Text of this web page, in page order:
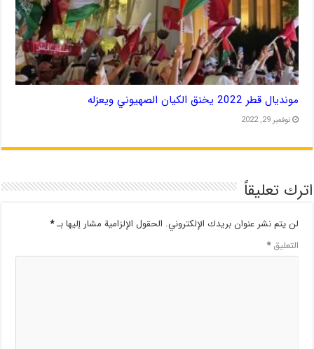
مونديال قطر 2022 يخنق الكيان الصهيوني ويعزله
نوفمبر 29, 2022
اترك تعليقاً
لن يتم نشر عنوان بريدك الإلكتروني. الحقول الإلزامية مشار إليها بـ*
التعليق*